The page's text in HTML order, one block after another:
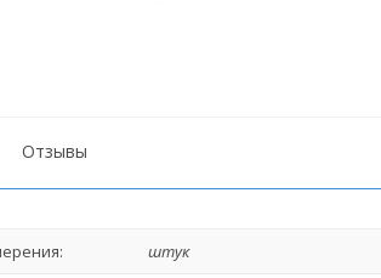
Отзывы
штук